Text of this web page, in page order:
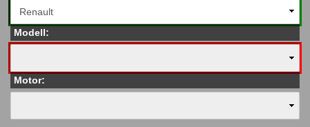
Modell:
Motor: